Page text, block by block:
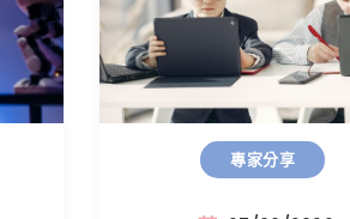
專家分享